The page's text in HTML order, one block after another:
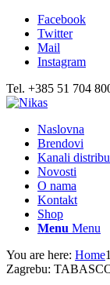
Facebook
Twitter
Mail
Instagram
Tel. +385 51 704
Naslovna
Brendovi
Kanali
Novosti
O nama
Kontakt
Shop
Menu Menu
You are here: Home1
Zagrebu: